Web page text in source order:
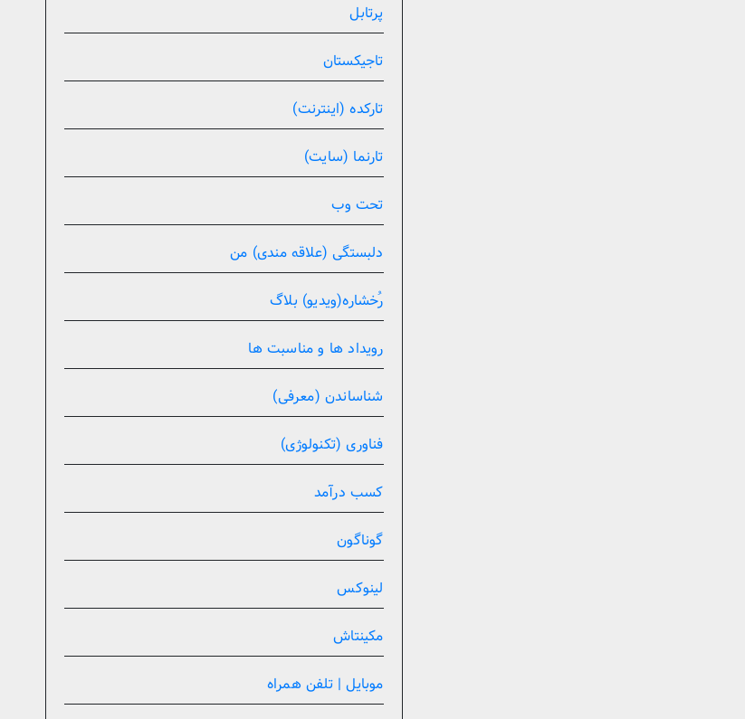
پرتابل
تاجیکستان
تارکده (اینترنت)
تارنما (سایت)
تحت وب
دلبستگی (علاقه مندی) من
رُخشاره(ویدیو) بلاگ
رویداد ها و مناسبت ها
شناساندن (معرفی)
فناوری (تکنولوژی)
کسب درآمد
گوناگون
لینوکس
مکینتاش
موبایل | تلفن همراه